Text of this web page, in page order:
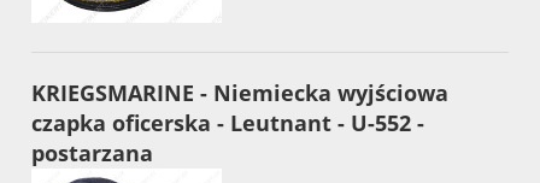
KRIEGSMARINE - Niemiecka wyjściowa
czapka oficerska - Leutnant - U-552 -
postarzana